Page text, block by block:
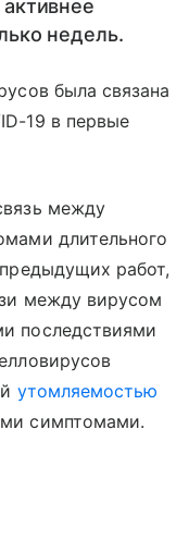
недель.
была связана
19 в первые
между
длительного
работ,
между вирусом
последствиями
утомляемостью
симптомами.